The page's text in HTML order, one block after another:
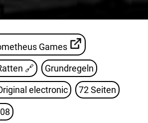
Games
🔗 Grundregeln
electronic 72 Seiten